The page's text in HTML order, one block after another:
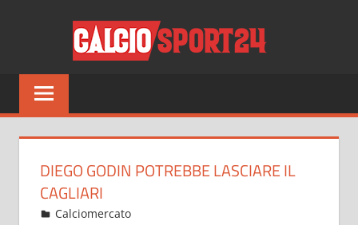
Tutto
sul
del
solo
DIEGO GODIN POTREBBE LASCIARE IL
CAGLIARI
Luglio 15, 2021
admin
Calciomercato